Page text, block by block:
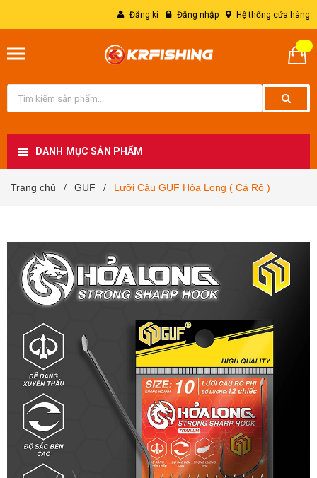
Đăng kí Đăng nhập Hệ thống cửa hàng
DANH MỤC SẢN PHẨM
Trang chủ / GUF / Lưỡi Câu GUF Hỏa Long ( Cá Rô )